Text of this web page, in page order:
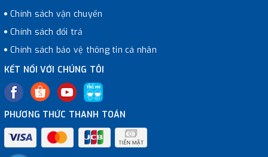
Chính sách vận chuyển
Chính sách đổi trả
Chính sách bảo vệ thông tin cá nhân
KẾT NỐI VỚI CHÚNG TÔI
PHƯƠNG THỨC THANH TOÁN